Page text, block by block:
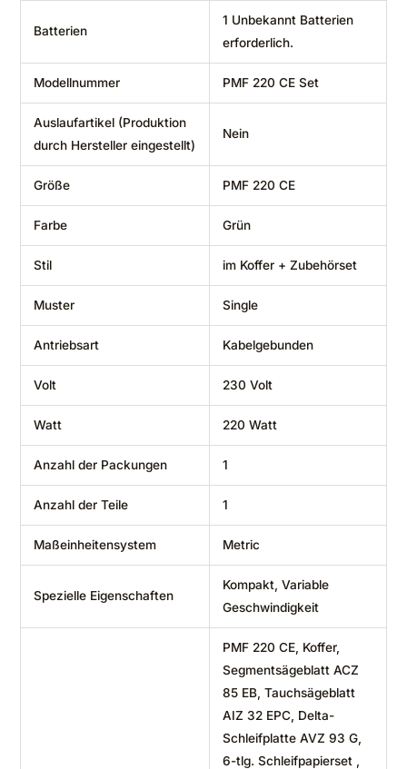
Batterien
‎1 Unbekannt Batterien
erforderlich.
Modellnummer ‎PMF 220 CE Set
Auslaufartikel (Produktion
durch Hersteller eingestellt)
‎Nein
Größe ‎PMF 220 CE
Farbe ‎Grün
Stil ‎im Koffer + Zubehörset
Muster ‎Single
Antriebsart ‎Kabelgebunden
Volt ‎230 Volt
Watt ‎220 Watt
Anzahl der Packungen ‎1
Anzahl der Teile ‎1
Maßeinheitensystem ‎Metric
Spezielle Eigenschaften
‎Kompakt, Variable
Geschwindigkeit
‎PMF 220 CE, Koffer,
Segmentsägeblatt ACZ
85 EB, Tauchsägeblatt
AIZ 32 EPC, Delta-
Schleifplatte AVZ 93 G,
6-tlg. Schleifpapierset ,